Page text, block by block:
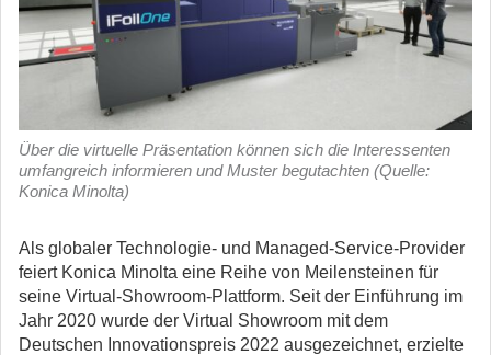
Über die virtuelle Präsentation können sich die Interessenten
umfangreich informieren und Muster begutachten (Quelle:
Konica Minolta)
Als globaler Technologie- und Managed-Service-Provider
feiert Konica Minolta eine Reihe von Meilensteinen für
seine Virtual-Showroom-Plattform. Seit der Einführung im
Jahr 2020 wurde der Virtual Showroom mit dem
Deutschen Innovationspreis 2022 ausgezeichnet, erzielte